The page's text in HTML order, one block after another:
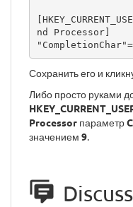
nd Processor]
Сохранить его и
Либо просто руками
Processor параметр
значением 9.